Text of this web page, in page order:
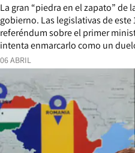
06 ABRIL
La gran “piedra en el zapato” de
gobierno. Las legislativas de este
referéndum sobre el primer
intenta enmarcarlo como un